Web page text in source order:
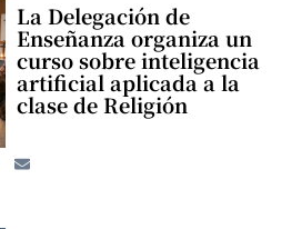
La Delegación de
Enseñanza organiza un
curso sobre inteligencia
artificial aplicada a la
clase de Religión